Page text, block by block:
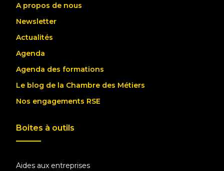
A propos de nous
Newsletter
Actualités
Agenda
Agenda des formations
Le blog de la Chambre des Métiers
Nos engagements RSE
Boites à outils
Aides aux entreprises